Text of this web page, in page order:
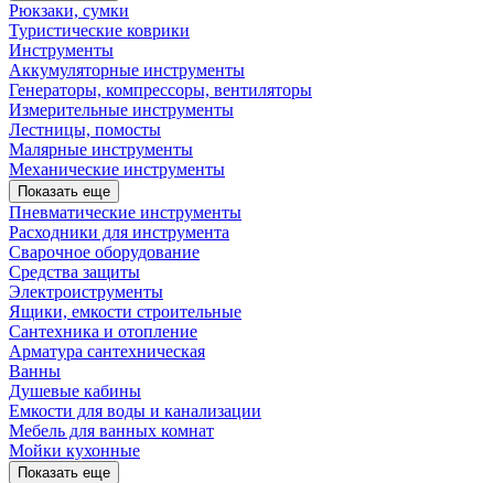
Рюкзаки, сумки
Туристические коврики
Инструменты
Аккумуляторные инструменты
Генераторы, компрессоры, вентиляторы
Измерительные инструменты
Лестницы, помосты
Малярные инструменты
Механические инструменты
Показать еще
Пневматические инструменты
Расходники для инструмента
Сварочное оборудование
Средства защиты
Электроиструменты
Ящики, емкости строительные
Сантехника и отопление
Арматура сантехническая
Ванны
Душевые кабины
Емкости для воды и канализации
Мебель для ванных комнат
Мойки кухонные
Показать еще